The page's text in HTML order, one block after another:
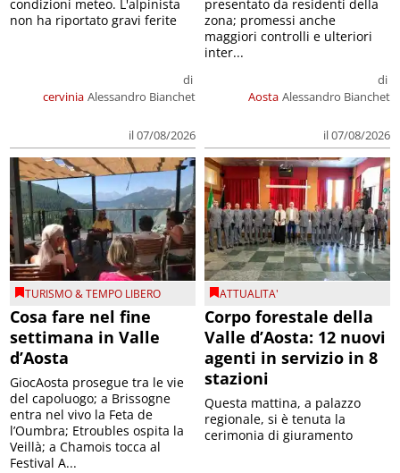
cervinia
di
Alessandro Bianchet
il 07/08/2026
condizioni meteo. L'alpinista
non ha riportato gravi ferite
Aosta
di
Alessandro Bianchet
il 07/08/2026
presentato da residenti della
zona; promessi anche
maggiori controlli e ulteriori
inter...
TURISMO & TEMPO LIBERO
Cosa fare nel fine
settimana in Valle
d’Aosta
GiocAosta prosegue tra le vie
del capoluogo; a Brissogne
entra nel vivo la Feta de
l’Oumbra; Etroubles ospita la
Veillà; a Chamois tocca al
Festival A...
ATTUALITA'
Corpo forestale della
Valle d’Aosta: 12 nuovi
agenti in servizio in 8
stazioni
Questa mattina, a palazzo
regionale, si è tenuta la
cerimonia di giuramento